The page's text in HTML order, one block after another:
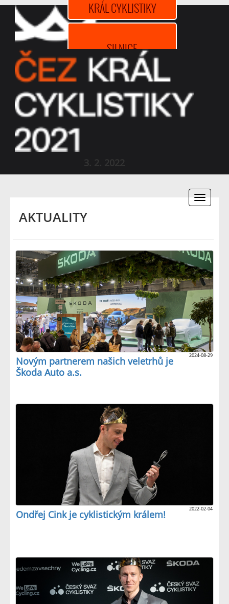
3. 2. 2022
KRÁL CYKLISTIKY
SILNICE
HORSKÁ KOLA
BIKROS
Toggle
AKTUALITY
2024-08-29
Novým partnerem našich veletrhů je
Škoda Auto a.s.
2022-02-04
Ondřej Cink je cyklistickým králem!